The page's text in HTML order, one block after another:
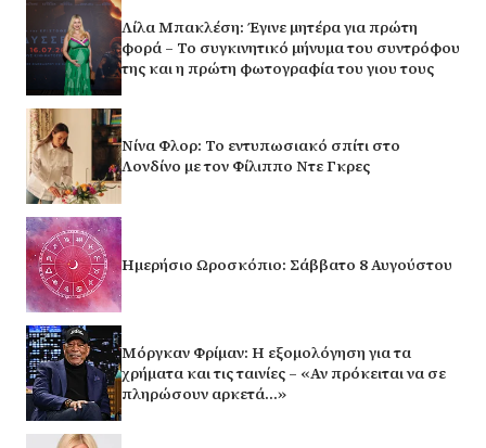
Λίλα Μπακλέση: Έγινε μητέρα για πρώτη
φορά – Το συγκινητικό μήνυμα του συντρόφου
της και η πρώτη φωτογραφία του γιου τους
Νίνα Φλορ: Το εντυπωσιακό σπίτι στο
Λονδίνο με τον Φίλιππο Ντε Γκρες
Ημερήσιο Ωροσκόπιο: Σάββατο 8 Αυγούστου
Μόργκαν Φρίμαν: Η εξομολόγηση για τα
χρήματα και τις ταινίες – «Αν πρόκειται να σε
πληρώσουν αρκετά…»